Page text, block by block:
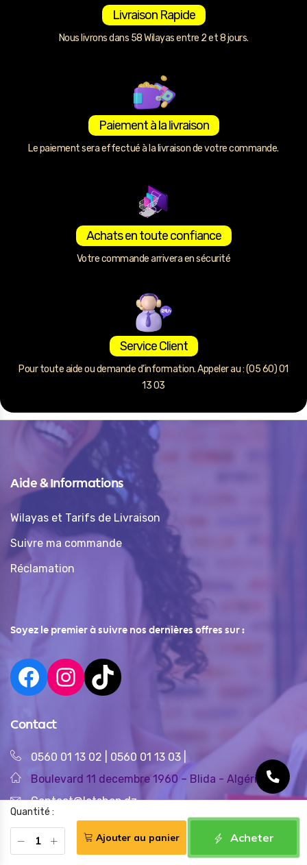
Quantité :
Acheter
Ajouter au panier
Livraison Rapide
Nous livrons dans 58 Wilayas entre 2 et 8 jours.
Paiement à la livraison
Le paiement sera effectué à la livraison de votre commande.
Achats en toute confiance
Votre commande arrivera en sécurité
Service Client
Pour toute aide ou demande d’information. Appeler au : (05 60) 01
13 03
Aide & Informations
Wilayas et Tarifs de Livraison
Suivre ma commande
Réclamation
Soyez le premier à suivre nos dernières offres sur :
Contact
0560 01 13 02 0560 01 13 03
Boulevard 11 decembre 1960 – Blida - Algérie
Contact@letshop.dz